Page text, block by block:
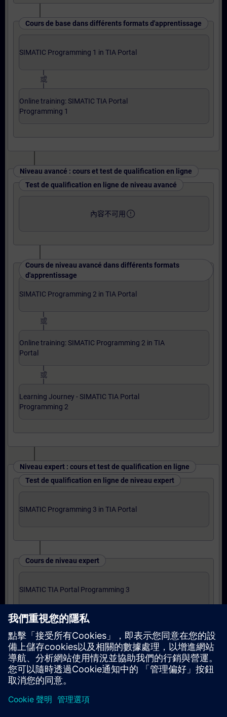
Cours de base dans différents formats d'apprentissage
SIMATIC Programming 1 in TIA Portal
或
Online training: SIMATIC TIA Portal
Programming 1
Niveau avancé : cours et test de qualification en ligne
Test de qualification en ligne de niveau avancé
內容不可用 error_outline
Cours de niveau avancé dans différents formats
d'apprentissage
SIMATIC Programming 2 in TIA Portal
或
Online training: SIMATIC Programming 2 in TIA
Portal
或
Learning Journey - SIMATIC TIA Portal
Programming 2
Niveau expert : cours et test de qualification en ligne
Test de qualification en ligne de niveau expert
SIMATIC Programming 3 in TIA Portal
Cours de niveau expert
SIMATIC TIA Portal Programming 3
或
Online training: SIMATIC TIA Portal
Programming 3